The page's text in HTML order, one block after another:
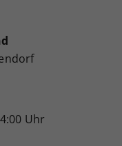
Uhr